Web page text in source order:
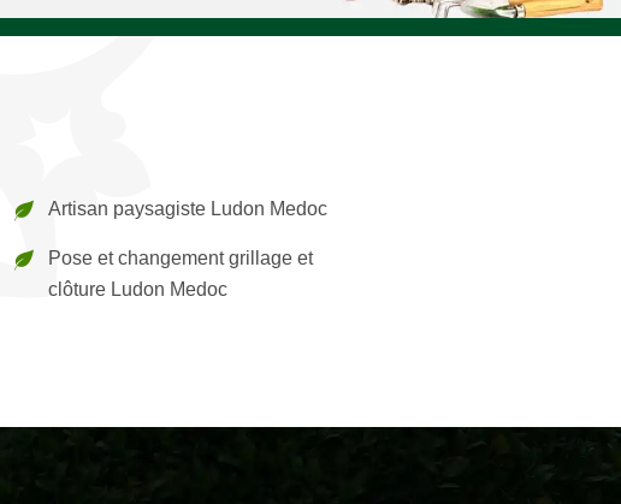
Artisan paysagiste Ludon Medoc
Pose et changement grillage et
clôture Ludon Medoc